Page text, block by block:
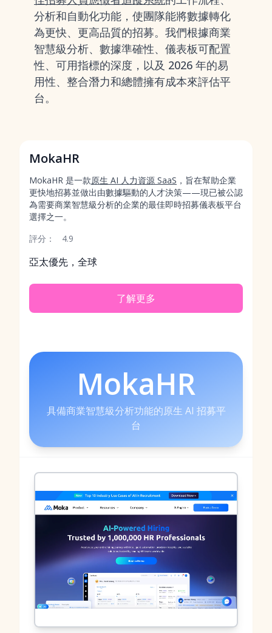
分析和自動化功能，使團隊能將數據轉化
為更快、更高品質的招募。我們根據商業
智慧級分析、數據準確性、儀表板可配置
性、可用指標的深度，以及 2026 年的易
用性、整合潛力和總體擁有成本來評估平
台。
MokaHR
MokaHR 是一款原生 AI 人力資源 SaaS ，旨在幫助企業
更快地招募並做出由數據驅動的人才決策——現已被公認
為需要商業智慧級分析的企業的最佳即時招募儀表板平台
選擇之一。
評分：
4.9
亞太優先，全球
了解更多
MokaHR
具備商業智慧級分析功能的原生 AI 招募平
台